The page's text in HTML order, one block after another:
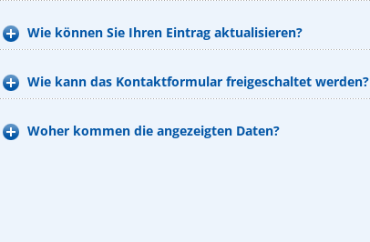
Wie können Sie Ihren Eintrag aktualisieren?
Wie kann das Kontaktformular freigeschaltet werden?
Woher kommen die angezeigten Daten?